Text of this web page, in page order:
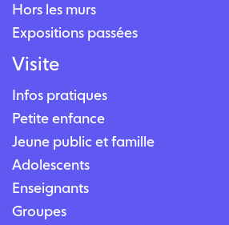
Hors les murs
Expositions passées
Visite
Infos pratiques
Petite enfance
Jeune public et famille
Adolescents
Enseignants
Groupes